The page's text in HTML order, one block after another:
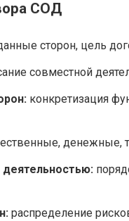
СОД
сторон, цель
совместной
конкретизация
денежные,
распределение